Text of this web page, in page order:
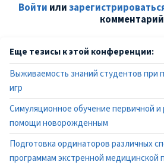
Войти или
Еще тезисы к этой конференции:
Выживаемость знаний студентов при
игр
Симуляционное обучение первичной
помощи новорожденным
Подготовка ординаторов различных
программам экстренной медицинской